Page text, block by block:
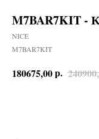
M7BAR7KIT -
NICE
M7BAR7KIT
180675,00р.